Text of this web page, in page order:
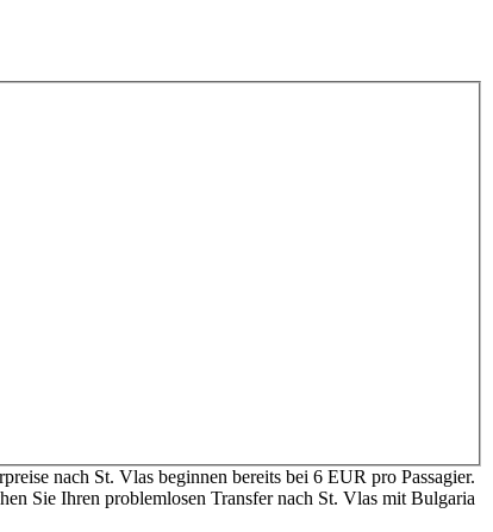
nach St. Vlas beginnen bereits bei 6 EUR pro Passagier.
Sie Ihren problemlosen Transfer nach St. Vlas mit Bulgaria